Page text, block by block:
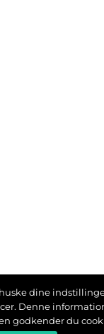
dine
Denne
godkender du